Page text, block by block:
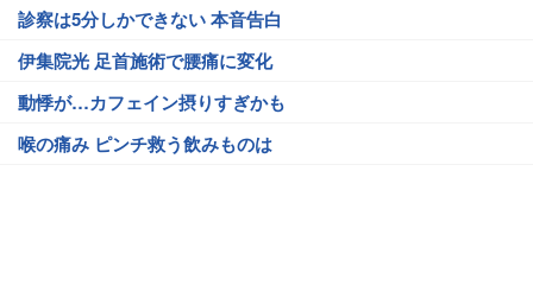
診察は5分しかできない 本音告白
伊集院光 足首施術で腰痛に変化
動悸が…カフェイン摂りすぎかも
喉の痛み ピンチ救う飲みものは